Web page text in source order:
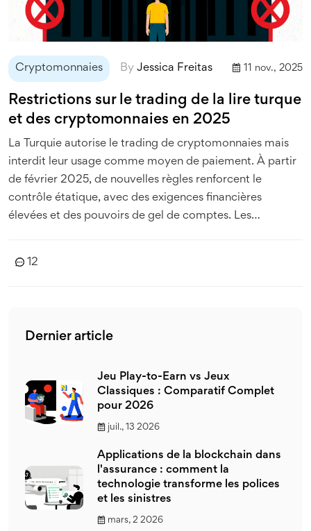
Cryptomonnaies By Jessica Freitas 11 nov., 2025
Restrictions sur le trading de la lire turque
et des cryptomonnaies en 2025
La Turquie autorise le trading de cryptomonnaies mais
interdit leur usage comme moyen de paiement. À partir
de février 2025, de nouvelles règles renforcent le
contrôle étatique, avec des exigences financières
élevées et des pouvoirs de gel de comptes. Les
12
Dernier article
Jeu Play-to-Earn vs Jeux
Classiques : Comparatif Complet
pour 2026
juil., 13 2026
Applications de la blockchain dans
l'assurance : comment la
technologie transforme les polices
et les sinistres
mars, 2 2026